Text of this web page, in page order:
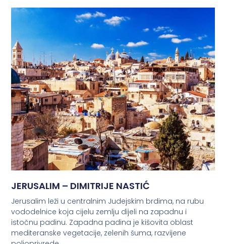
JERUSALIM – DIMITRIJE NASTIĆ
Jerusalim leži u centralnim Judejskim brdima, na rubu
vododelnice koja cijelu zemlju dijeli na zapadnu i
istočnu padinu. Zapadna padina je kišovita oblast
mediteranske vegetacije, zelenih šuma, razvijene